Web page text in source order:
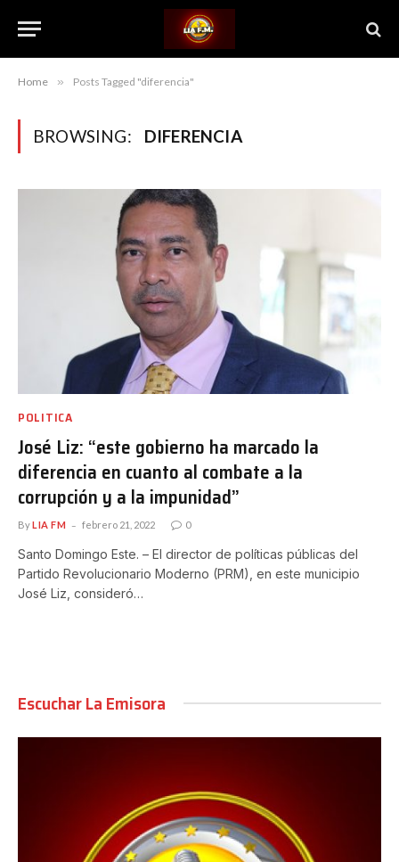
Home » Posts Tagged "diferencia"
BROWSING: DIFERENCIA
POLITICA
José Liz: “este gobierno ha marcado la
diferencia en cuanto al combate a la
corrupción y a la impunidad”
ByLIA FM febrero 21, 2022 0
Santo Domingo Este. – El director de políticas públicas del
Partido Revolucionario Moderno (PRM), en este municipio
José Liz, consideró…
Escuchar La Emisora